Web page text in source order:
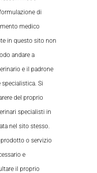
di
medico
in questo sito non
andare a
e il padrone
specialistica. Si
del proprio
specialisti in
nel sito stesso.
prodotto o servizio
e
il proprio